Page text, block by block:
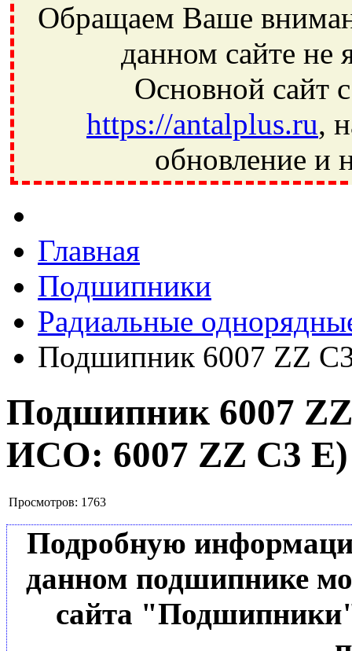
Обращаем Ваше
данном сайте не
Основной сайт
https://antalplus.ru,
обновление и
Ивантеевка, подшипники, пневматика, метизы, техника,
Главная
Подшипники
Радиальные
Подшипник 6007 ZZ
Подшипник 6007
ИСО: 6007 ZZ C3 E)
Просмотров: 1763
Подробную
данном подшипнике
сайта